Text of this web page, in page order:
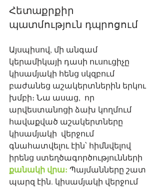
Հետաքրքիր
պատմություն դպրոցում
Այսպիսով, մի անգամ
կերամիկայի դասի ուսուցիչը
կիսամյակի հենց սկզբում
բաժանեց աշակերտներին երկու
խմբի։ Նա ասաց,  որ
արվեստանոցի ձախ կողմում
հավաքված աշակերտները
կիսամյակի  վերջում
գնահատվելու էին՝ հիմնվելով
իրենց ստեղծագործությունների
քանակի վրա: Պայմանները շատ
պարզ էին. կիսամյակի վերջում